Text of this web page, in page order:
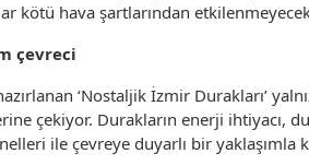
kötü hava şartlarından
çevreci
‘Nostaljik İzmir Durakları’
çekiyor. Durakların enerji ihtiyacı,
ile çevreye duyarlı bir yaklaşımla